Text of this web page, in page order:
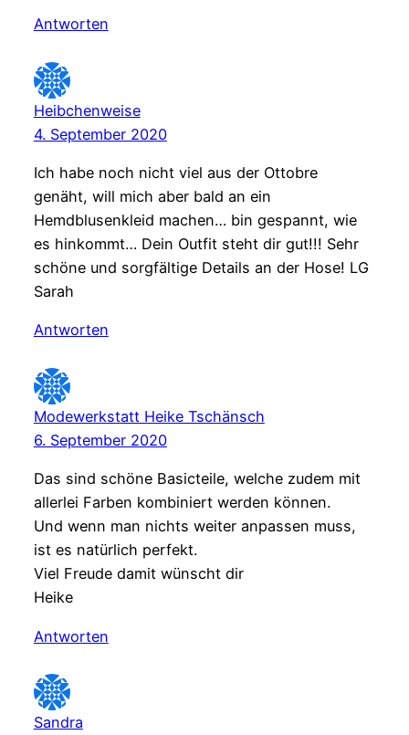
Antworten
Heibchenweise
4. September 2020
Ich habe noch nicht viel aus der Ottobre
genäht, will mich aber bald an ein
Hemdblusenkleid machen… bin gespannt, wie
es hinkommt… Dein Outfit steht dir gut!!! Sehr
schöne und sorgfältige Details an der Hose! LG
Sarah
Antworten
Modewerkstatt Heike Tschänsch
6. September 2020
Das sind schöne Basicteile, welche zudem mit
allerlei Farben kombiniert werden können.
Und wenn man nichts weiter anpassen muss,
ist es natürlich perfekt.
Viel Freude damit wünscht dir
Heike
Antworten
Sandra